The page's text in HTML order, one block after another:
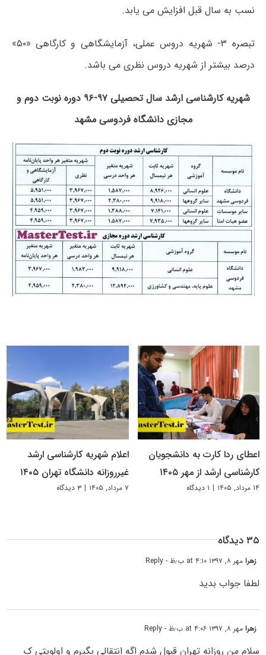
نسب به سال قبل افزایش می یابد.
تبصره ۳- شهریه دروس عملی، آزمایشگاهی و کارگاهی «۵۰»
درصد بیشتر از شهریه دروس نظری می باشد.
شهریه کارشناسی ارشد سال تحصیلی ۹۷-۹۶ دوره نوبت دوم و
مجازی دانشگاه فردوسی مشهد
اعطای ردا کارت به دانشجویان
کارشناسی ارشد از مهر ۱۴۰۵
۱۴ مرداد, ۱۴۰۵ | ۱ دیدگاه
اعلام شهریه کارشناسی ارشد
غیرروزانه دانشگاه تهران ۱۴۰۵
۷ مرداد, ۱۴۰۵ | ۳ دیدگاه
۳۵ دیدگاه
زهرامهر ۸, ۱۳۹۷ at ۴:۱۰ ب٫ظ - Reply
لطفا جواب بدید
زهرامهر ۸, ۱۳۹۷ at ۴:۰۶ ب٫ظ - Reply
سلام من روزانه تهران قبول شدم اگه انتقالی بگیرم و اولویتی ک